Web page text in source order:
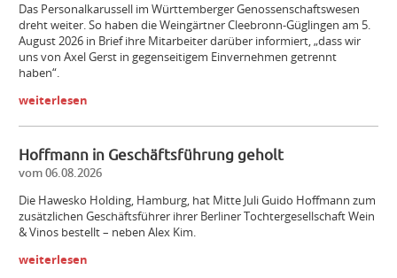
Das Personalkarussell im Württemberger Genossenschaftswesen
dreht weiter. So haben die Weingärtner Cleebronn-Güglingen am 5.
August 2026 in Brief ihre Mitarbeiter darüber informiert, „dass wir
uns von Axel Gerst in gegenseitigem Einvernehmen getrennt
haben“.
weiterlesen
Hoffmann in Geschäftsführung geholt
vom 06.08.2026
Die Hawesko Holding, Hamburg, hat Mitte Juli Guido Hoffmann zum
zusätzlichen Geschäftsführer ihrer Berliner Tochtergesellschaft Wein
& Vinos bestellt – neben Alex Kim.
weiterlesen